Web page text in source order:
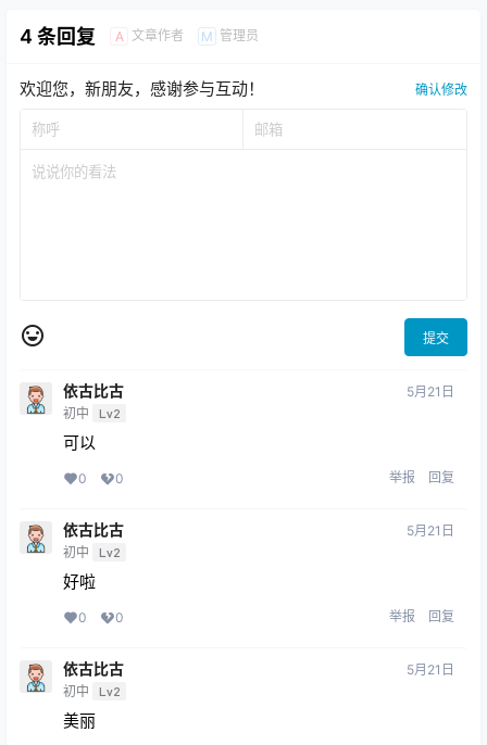
4 条回复 A 文章作者 M 管理员
欢迎您，新朋友，感谢参与互动！ 确认修改
提交
依古比古
初中 Lv2
5月21日
可以
0 0 举报 回复
依古比古
初中 Lv2
5月21日
好啦
0 0 举报 回复
依古比古
初中 Lv2
5月21日
美丽